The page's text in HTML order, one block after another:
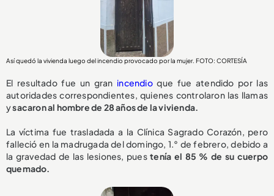
Así quedó la vivienda luego del incendio provocado por la mujer. FOTO: CORTESÍA
El resultado fue un gran incendioque fue atendido por las
autoridades correspondientes, quienes controlaron las llamas
ysacaron al hombre de 28 años de la vivienda.
La víctima fue trasladada a la Clínica Sagrado Corazón, pero
falleció en la madrugada del domingo, 1.° de febrero, debido a
la gravedad de las lesiones, puestenía el 85 % de su cuerpo
quemado.